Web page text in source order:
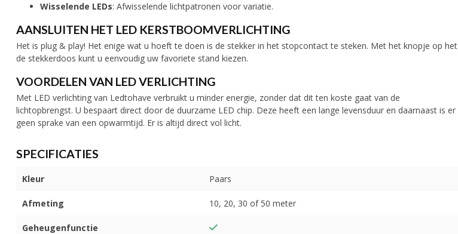
Wisselende LEDs: Afwisselende lichtpatronen voor variatie.
AANSLUITEN HET LED KERSTBOOMVERLICHTING
Het is plug & play! Het enige wat u hoeft te doen is de stekker in het stopcontact te steken. Met het knopje op het
de stekkerdoos kunt u eenvoudig uw favoriete stand kiezen.
VOORDELEN VAN LED VERLICHTING
Met LED verlichting van Ledtohave verbruikt u minder energie, zonder dat dit ten koste gaat van de
lichtopbrengst. U bespaart direct door de duurzame LED chip. Deze heeft een lange levensduur en daarnaast is er
geen sprake van een opwarmtijd. Er is altijd direct vol licht.
SPECIFICATIES
Kleur Paars
Afmeting 10, 20, 30 of 50 meter
Geheugenfunctie